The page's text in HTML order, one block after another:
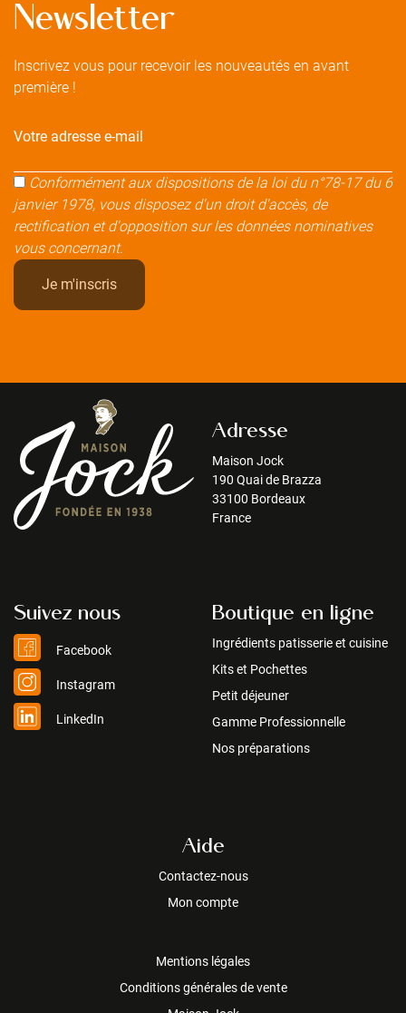
Newsletter
Inscrivez vous pour recevoir les nouveautés en avant
première !
Votre adresse e-mail
Conformément aux dispositions de la loi du n°78-17 du 6
janvier 1978, vous disposez d'un droit d'accès, de
rectification et d'opposition sur les données nominatives
vous concernant.
Adresse
Maison Jock
190 Quai de Brazza
33100 Bordeaux
France
Boutique en ligne
Ingrédients patisserie et cuisine
Kits et Pochettes
Petit déjeuner
Gamme Professionnelle
Nos préparations
Aide
Contactez-nous
Mon compte
Mentions légales
Conditions générales de vente
Suivez nous
Facebook
Instagram
LinkedIn